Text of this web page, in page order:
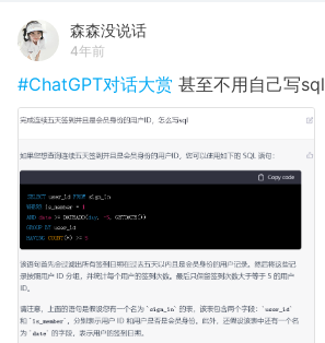
森森没说话
4年前
#ChatGPT对话大赏 甚至不用自己写sql